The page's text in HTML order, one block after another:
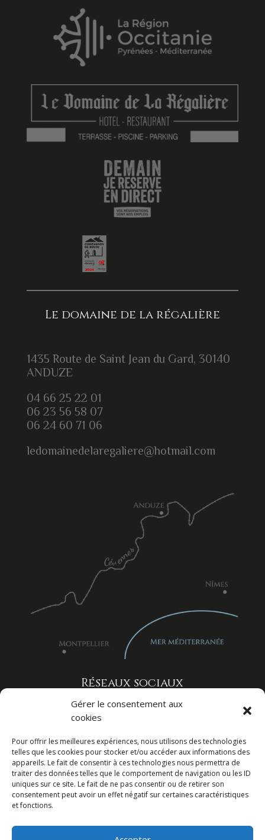
Gérer le consentement aux
cookies
Pour offrir les meilleures expériences, nous utilisons des technologies
telles que les cookies pour stocker et/ou accéder aux informations des
appareils. Le fait de consentir à ces technologies nous permettra de
traiter des données telles que le comportement de navigation ou les ID
uniques sur ce site. Le fait de ne pas consentir ou de retirer son
consentement peut avoir un effet négatif sur certaines caractéristiques
et fonctions.
Le domaine de la régalière
1435 Route de Saint Jean du Gard, 30140
ANDUZE
04 66 25 22 01
06 23 56 58 07
06 24 60 71 06
ledomainedelaregaliere@hotmail.com
Réseaux sociaux
Agence Web Index LD–Mentions légales